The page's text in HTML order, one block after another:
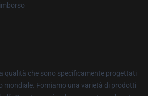
qualità che sono specificamente progettati
mondiale. Forniamo una varietà di prodotti